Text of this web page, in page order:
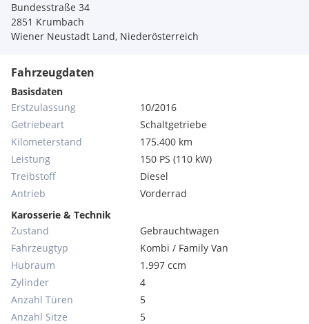
Bundesstraße 34
2851 Krumbach
Wiener Neustadt Land, Niederösterreich
Fahrzeugdaten
Basisdaten
Erstzulassung
10/2016
Getriebeart
Schaltgetriebe
Kilometerstand
175.400 km
Leistung
150 PS (110 kW)
Treibstoff
Diesel
Antrieb
Vorderrad
Karosserie & Technik
Zustand
Gebrauchtwagen
Fahrzeugtyp
Kombi / Family Van
Hubraum
1.997 ccm
Zylinder
4
Anzahl Türen
5
Anzahl Sitze
5